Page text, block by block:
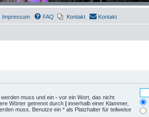
Impressum FAQ Kontakt Kontakt
muss und ein - vor ein Wort, das nicht
Wörter getrennt durch | innerhalb einer Klammer,
muss. Benutze ein * als Platzhalter für teilweise